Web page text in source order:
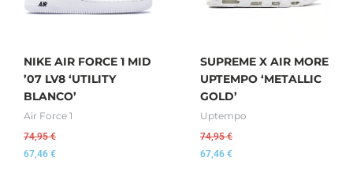
NIKE AIR FORCE 1 MID
’07 LV8 ‘UTILITY
BLANCO’
Air Force 1
74,95€
67,46 €
SUPREME X AIR MORE
UPTEMPO ‘METALLIC
GOLD’
Uptempo
74,95€
67,46 €